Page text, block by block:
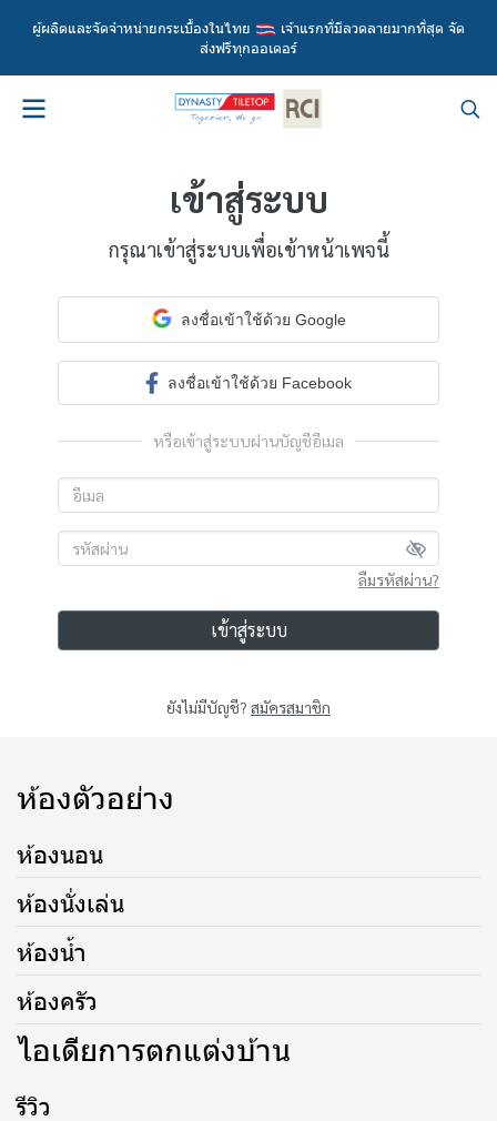
ผู้ผลิตและจัดจำหน่ายกระเบื้องในไทย
เจ้าแรกที่มีลวดลายมากที่สุด จัด
ส่งฟรีทุกออเดอร์
เข้าสู่ระบบ
กรุณาเข้าสู่ระบบเพื่อเข้าหน้าเพจนี้
ลงชื่อเข้าใช้ด้วย Google
ลงชื่อเข้าใช้ด้วย Facebook
หรือเข้าสู่ระบบผ่านบัญชีอีเมล
ลืมรหัสผ่าน?
เข้าสู่ระบบ
ยังไม่มีบัญชี? สมัครสมาชิก
ห้องตัวอย่าง
ห้องนอน
ห้องนั่งเล่น
ห้องน้ำ
ห้องครัว
ไอเดียการตกแต่งบ้าน
รีวิว